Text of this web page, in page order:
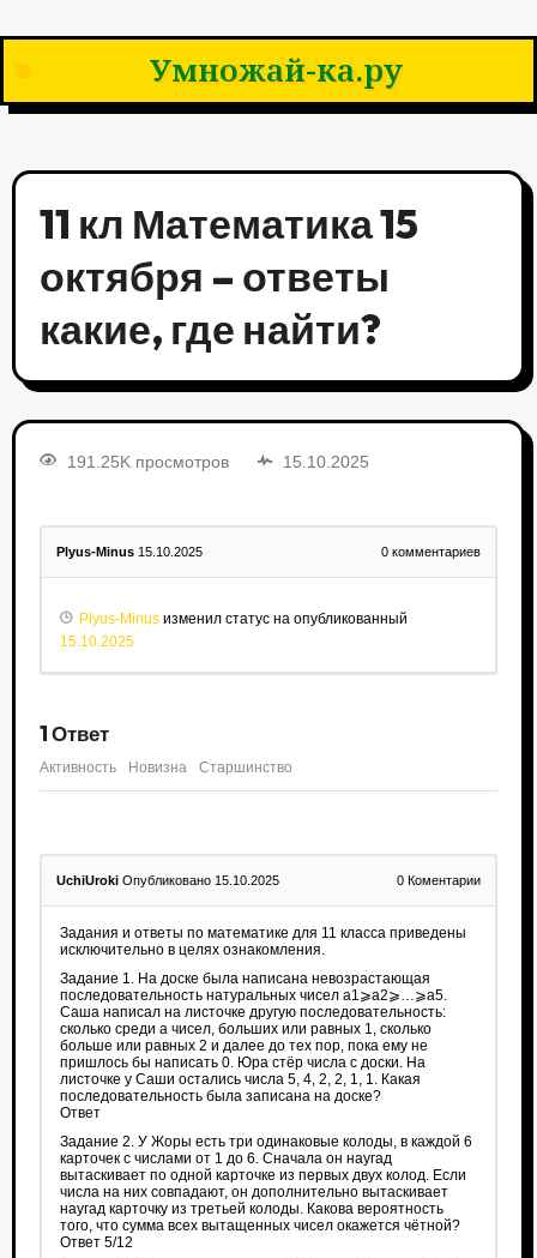
Умножай-ка.ру
11 кл Математика 15
октября – ответы
какие, где найти?
191.25K просмотров 15.10.2025
Plyus-Minus 15.10.2025 0 комментариев
Plyus-Minusизменил статус на опубликованный
15.10.2025
1Ответ
Активность Новизна Старшинство
UchiUroki Опубликовано 15.10.2025 0 Коментарии
Задания и ответы по математике для 11 класса приведены
исключительно в целях ознакомления.
Задание 1. На доске была написана невозрастающая
последовательность натуральных чисел a1⩾a2⩾…⩾a5.
Саша написал на листочке другую последовательность:
сколько среди a чисел, больших или равных 1, сколько
больше или равных 2 и далее до тех пор, пока ему не
пришлось бы написать 0. Юра стёр числа с доски. На
листочке у Саши остались числа 5, 4, 2, 2, 1, 1. Какая
последовательность была записана на доске?
Ответ
Задание 2. У Жоры есть три одинаковые колоды, в каждой 6
карточек с числами от 1 до 6. Сначала он наугад
вытаскивает по одной карточке из первых двух колод. Если
числа на них совпадают, он дополнительно вытаскивает
наугад карточку из третьей колоды. Какова вероятность
того, что сумма всех вытащенных чисел окажется чётной?
Ответ 5/12